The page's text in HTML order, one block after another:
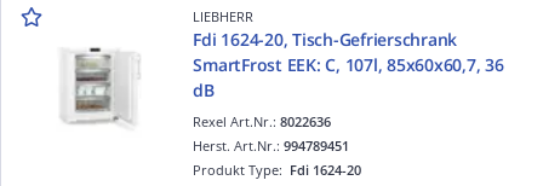
LIEBHERR
Fdi 1624-20, Tisch-Gefrierschrank
SmartFrost EEK: C, 107l, 85x60x60,7, 36
dB
Rexel Art.Nr.:8022636
Produkt Type: Fdi 1624-20
Herst. Art.Nr.:994789451